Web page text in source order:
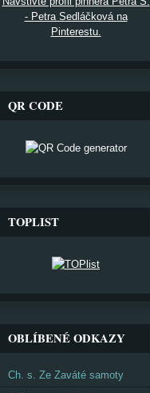
- Petra Sedláčková na
Pinterestu.
QR CODE
TOPLIST
OBLÍBENÉ ODKAZY
Ch. s. Ze Zaváté samoty